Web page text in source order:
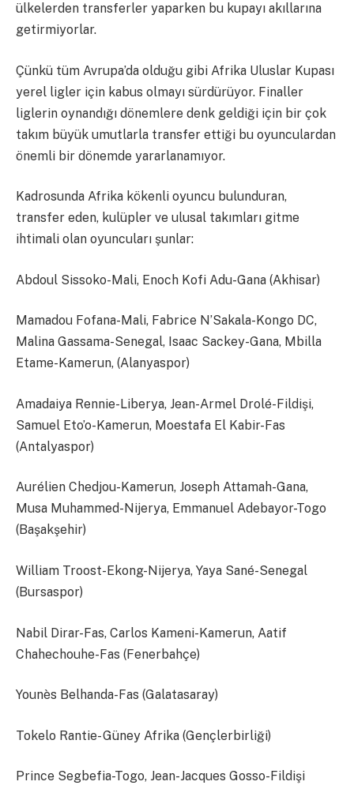
ülkelerden transferler yaparken bu kupayı akıllarına
getirmiyorlar.
Çünkü tüm Avrupa’da olduğu gibi Afrika Uluslar Kupası
yerel ligler için kabus olmayı sürdürüyor. Finaller
liglerin oynandığı dönemlere denk geldiği için bir çok
takım büyük umutlarla transfer ettiği bu oyunculardan
önemli bir dönemde yararlanamıyor.
Kadrosunda Afrika kökenli oyuncu bulunduran,
transfer eden, kulüpler ve ulusal takımları gitme
ihtimali olan oyuncuları şunlar:
Abdoul Sissoko-Mali, Enoch Kofi Adu-Gana (Akhisar)
Mamadou Fofana-Mali, Fabrice N’Sakala-Kongo DC,
Malina Gassama-Senegal, Isaac Sackey-Gana, Mbilla
Etame-Kamerun, (Alanyaspor)
Amadaiya Rennie-Liberya, Jean-Armel Drolé-Fildişi,
Samuel Eto’o-Kamerun, Moestafa El Kabir-Fas
(Antalyaspor)
Aurélien Chedjou-Kamerun, Joseph Attamah-Gana,
Musa Muhammed-Nijerya, Emmanuel Adebayor-Togo
(Başakşehir)
William Troost-Ekong-Nijerya, Yaya Sané-Senegal
(Bursaspor)
Nabil Dirar-Fas, Carlos Kameni-Kamerun, Aatif
Chahechouhe-Fas (Fenerbahçe)
Younès Belhanda-Fas (Galatasaray)
Tokelo Rantie- Güney Afrika (Gençlerbirliği)
Prince Segbefia-Togo, Jean-Jacques Gosso-Fildişi